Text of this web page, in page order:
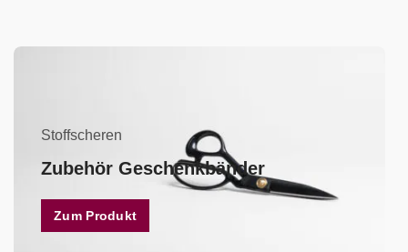
Stoffscheren
Zubehör Geschenkbänder
Zum Produkt